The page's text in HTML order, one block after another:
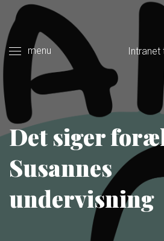
menu Intranet
Det siger
Susannes
undervisning